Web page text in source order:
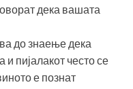
дека вашата
до знаење дека
пијалакот често се
е познат